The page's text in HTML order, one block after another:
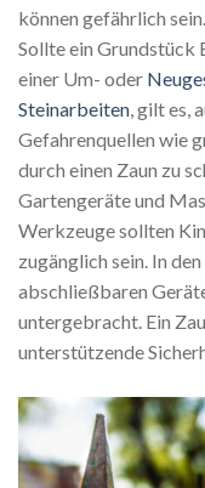
können gefährlich sein.
Sollte ein Grundstück
einer Um- oder
Steinarbeiten , gilt es,
Gefahrenquellen wie
durch einen Zaun zu
Gartengeräte und
Werkzeuge sollten
zugänglich sein. In
abschließbaren
untergebracht. Ein
unterstützende